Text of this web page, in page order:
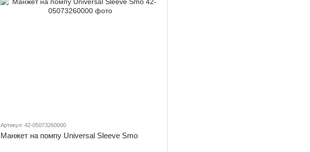
Артикул: 42-05073260000
Манжет на помпу Universal Sleeve Smo